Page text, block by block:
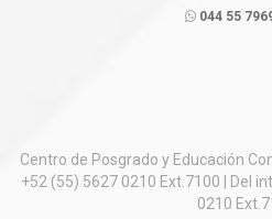
044 55
Centro de Posgrado y Educación
+52 (55) 5627 0210 Ext.7100 | Del
0210